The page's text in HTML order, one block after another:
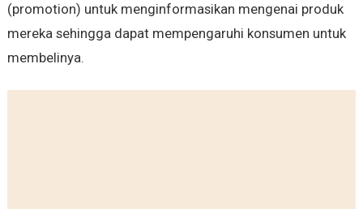
(promotion) untuk menginformasikan mengenai produk
mereka sehingga dapat mempengaruhi konsumen untuk
membelinya.